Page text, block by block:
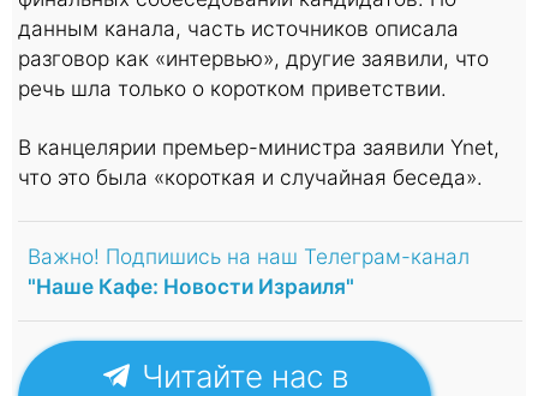
данным канала, часть источников описала
разговор как «интервью», другие заявили, что
речь шла только о коротком приветствии.
В канцелярии премьер-министра заявили Ynet,
что это была «короткая и случайная беседа».
Важно! Подпишись на наш Телеграм-канал
"Наше Кафе: Новости Израиля"
Читайте нас в